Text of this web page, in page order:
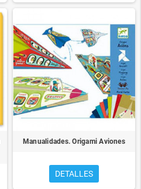
Manualidades. Origami Aviones
DETALLES